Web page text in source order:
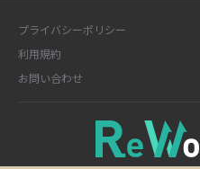
プライバシーポリシー
利用規約
お問い合わせ